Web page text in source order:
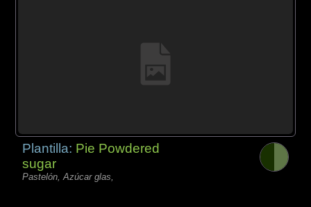
Plantilla: Pie Powdered
sugar
Pastelón, Azúcar glas,